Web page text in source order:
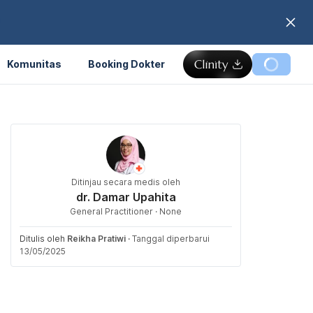
Komunitas Booking Dokter
Ditinjau secara medis oleh
dr. Damar Upahita
General Practitioner · None
Ditulis oleh Reikha Pratiwi · Tanggal diperbarui
13/05/2025